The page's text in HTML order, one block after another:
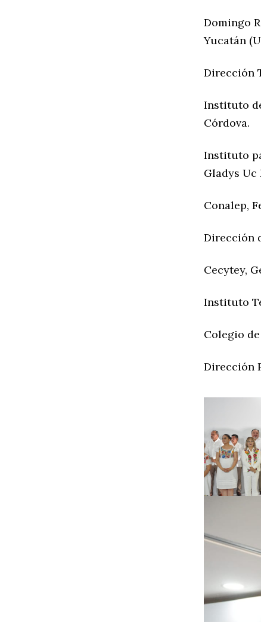
Domingo
Yucatán
Dirección
Instituto
Córdova.
Instituto
Gladys Uc
Conalep,
Dirección
Cecytey,
Instituto
Colegio
Dirección